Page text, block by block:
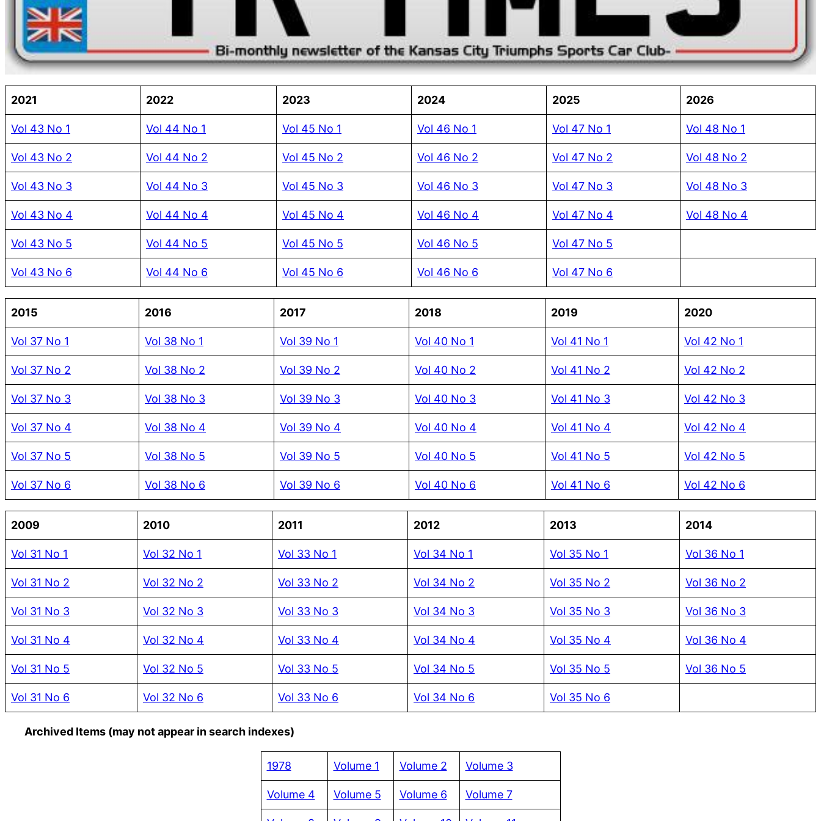
2021 2022 2023 2024 2025 2026
Vol 43 No 1 Vol 44 No 1 Vol 45 No 1 Vol 46 No 1 Vol 47 No 1 Vol 48 No 1
Vol 43 No 2 Vol 44 No 2 Vol 45 No 2 Vol 46 No 2 Vol 47 No 2 Vol 48 No 2
Vol 43 No 3 Vol 44 No 3 Vol 45 No 3 Vol 46 No 3 Vol 47 No 3 Vol 48 No 3
Vol 43 No 4 Vol 44 No 4 Vol 45 No 4 Vol 46 No 4 Vol 47 No 4 Vol 48 No 4
Vol 43 No 5 Vol 44 No 5 Vol 45 No 5 Vol 46 No 5 Vol 47 No 5
Vol 43 No 6 Vol 44 No 6 Vol 45 No 6 Vol 46 No 6 Vol 47 No 6
2015 2016 2017 2018 2019 2020
Vol 37 No 1 Vol 38 No 1 Vol 39 No 1 Vol 40 No 1 Vol 41 No 1 Vol 42 No 1
Vol 37 No 2 Vol 38 No 2 Vol 39 No 2 Vol 40 No 2 Vol 41 No 2 Vol 42 No 2
Vol 37 No 3 Vol 38 No 3 Vol 39 No 3 Vol 40 No 3 Vol 41 No 3 Vol 42 No 3
Vol 37 No 4 Vol 38 No 4 Vol 39 No 4 Vol 40 No 4 Vol 41 No 4 Vol 42 No 4
Vol 37 No 5 Vol 38 No 5 Vol 39 No 5 Vol 40 No 5 Vol 41 No 5 Vol 42 No 5
Vol 37 No 6 Vol 38 No 6 Vol 39 No 6 Vol 40 No 6 Vol 41 No 6 Vol 42 No 6
2009 2010 2011 2012 2013 2014
Vol 31 No 1 Vol 32 No 1 Vol 33 No 1 Vol 34 No 1 Vol 35 No 1 Vol 36 No 1
Vol 31 No 2 Vol 32 No 2 Vol 33 No 2 Vol 34 No 2 Vol 35 No 2 Vol 36 No 2
Vol 31 No 3 Vol 32 No 3 Vol 33 No 3 Vol 34 No 3 Vol 35 No 3 Vol 36 No 3
Vol 31 No 4 Vol 32 No 4 Vol 33 No 4 Vol 34 No 4 Vol 35 No 4 Vol 36 No 4
Vol 31 No 5 Vol 32 No 5 Vol 33 No 5 Vol 34 No 5 Vol 35 No 5 Vol 36 No 5
Vol 31 No 6 Vol 32 No 6 Vol 33 No 6 Vol 34 No 6 Vol 35 No 6
Archived Items (may not appear in search indexes)
1978 Volume 1 Volume 2 Volume 3
Volume 4 Volume 5 Volume 6 Volume 7